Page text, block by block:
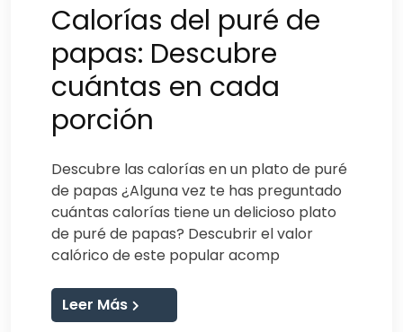
Calorías del puré de
papas: Descubre
cuántas en cada
porción
Descubre las calorías en un plato de puré
de papas ¿Alguna vez te has preguntado
cuántas calorías tiene un delicioso plato
de puré de papas? Descubrir el valor
calórico de este popular acomp
Leer Más